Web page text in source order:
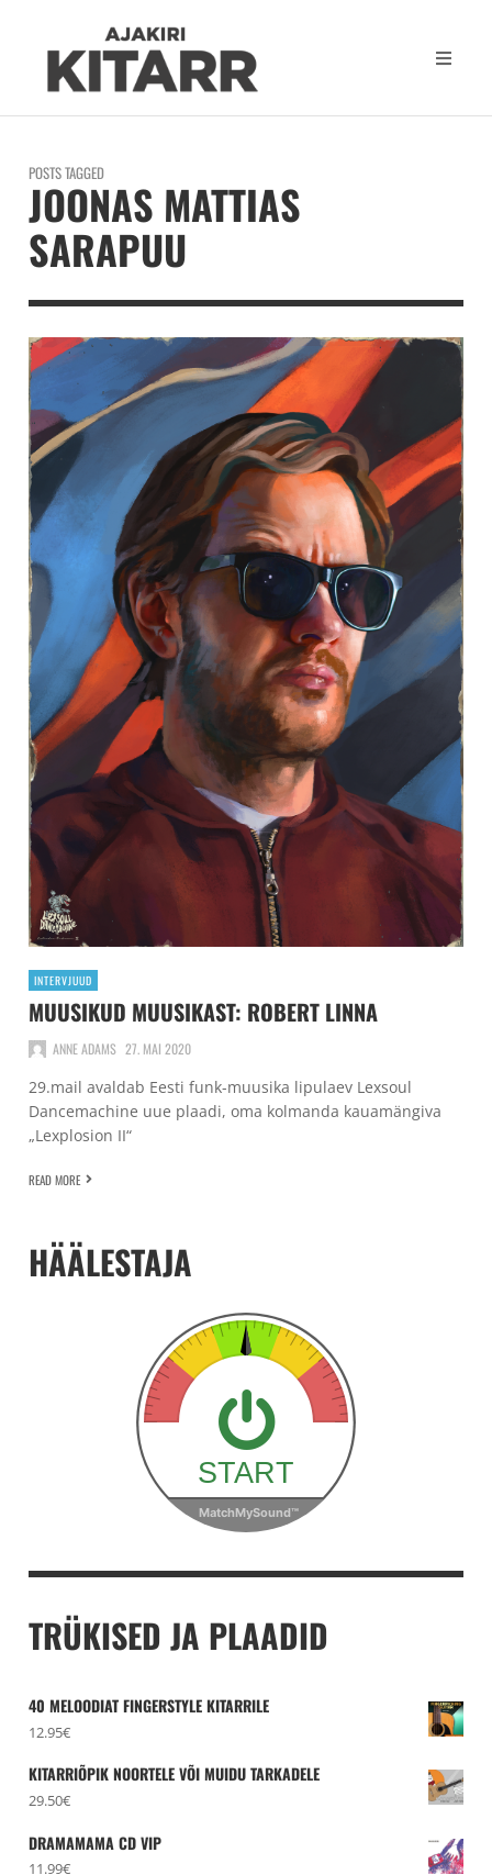
POSTS TAGGED
JOONAS MATTIAS
SARAPUU
INTERVJUUD
MUUSIKUD MUUSIKAST: ROBERT LINNA
ANNE ADAMS 27. MAI 2020
29.mail avaldab Eesti funk-muusika lipulaev Lexsoul
Dancemachine uue plaadi, oma kolmanda kauamängiva
„Lexplosion II“
READ MORE
HÄÄLESTAJA
TRÜKISED JA PLAADID
40 MELOODIAT FINGERSTYLE KITARRILE
12.95€
KITARRIÕPIK NOORTELE VÕI MUIDU TARKADELE
29.50€
DRAMAMAMA CD VIP
11.99€